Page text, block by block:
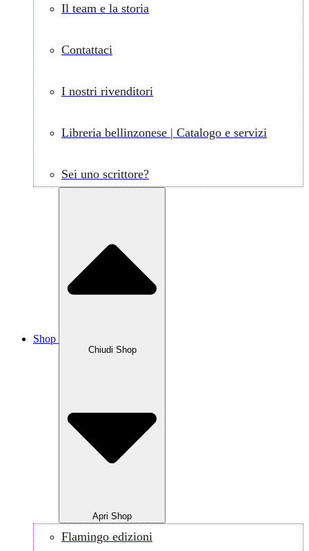
Il team e la storia
Contattaci
I nostri rivenditori
Libreria bellinzonese | Catalogo e servizi
Sei uno scrittore?
Shop
Chiudi Shop
Apri Shop
Flamingo edizioni